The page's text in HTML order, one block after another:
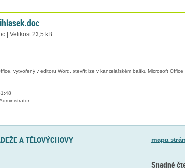
| Velikost 23,5 kB
vytvořený v editoru Word, otevřít lze v kancelářském balíku Microsoft Office
A TĚLOVÝCHOVY mapa
Snadné